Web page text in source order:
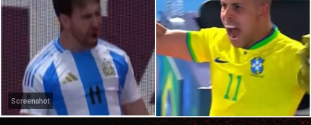
Screenshot